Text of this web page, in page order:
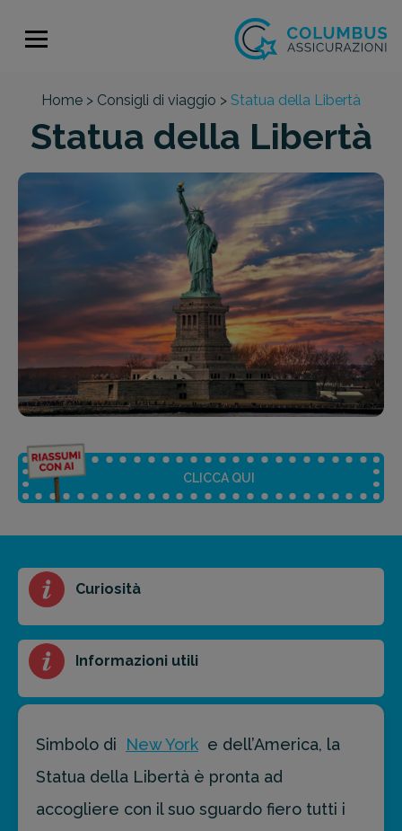
Home > Consigli di viaggio > Statua della Libertà
Statua della Libertà
CLICCA QUI
Riassunto dell'articolo
Scegli il formato del riassunto
Breve Medio Punti chiave
prossima destinazione di viaggio.
FAI PREVENTIVO
Curiosità
Informazioni utili
Simbolo di New York e dell’America, la
Statua della Libertà è pronta ad
accogliere con il suo sguardo fiero tutti i